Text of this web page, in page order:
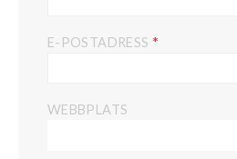
E-POSTADRESS *
WEBBPLATS